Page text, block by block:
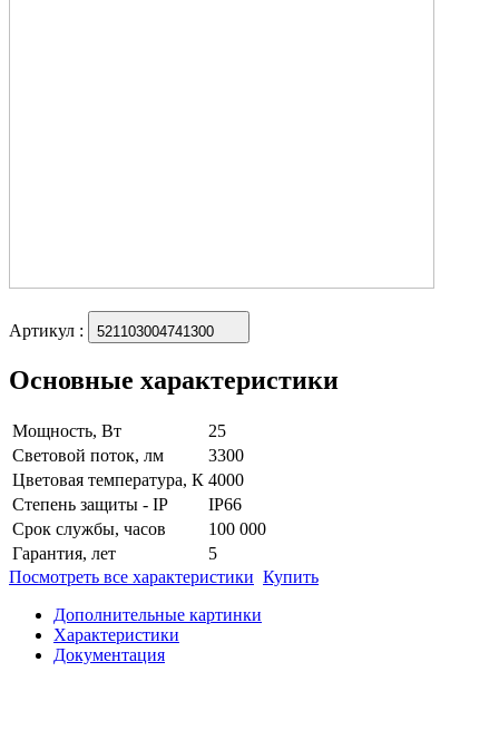
Артикул : 521103004741300
Основные характеристики
Мощность, Вт
25
Световой поток, лм
3300
Цветовая температура, К 4000
Степень защиты - IP
IP66
Срок службы, часов
100 000
Гарантия, лет
5
Посмотреть все характеристики Купить
Дополнительные картинки
Характеристики
Документация